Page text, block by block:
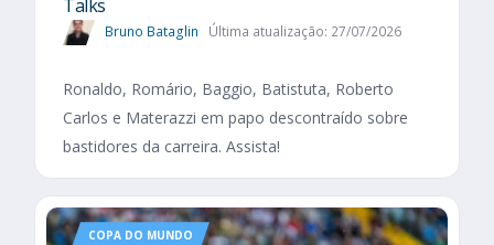
Talks
Bruno Bataglin Última atualização: 27/07/2026
Ronaldo, Romário, Baggio, Batistuta, Roberto
Carlos e Materazzi em papo descontraído sobre
bastidores da carreira. Assista!
COPA DO MUNDO